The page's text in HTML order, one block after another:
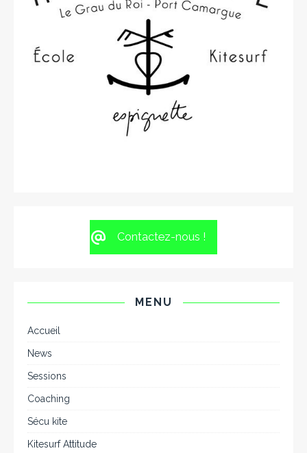
Contactez-nous !
MENU
Accueil
News
Sessions
Coaching
Sécu kite
Kitesurf Attitude